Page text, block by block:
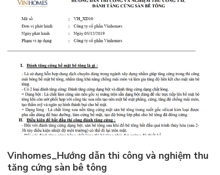
Vinhomes_Hướng dẫn thi công và nghiệm thu
tăng cứng sàn bê tông